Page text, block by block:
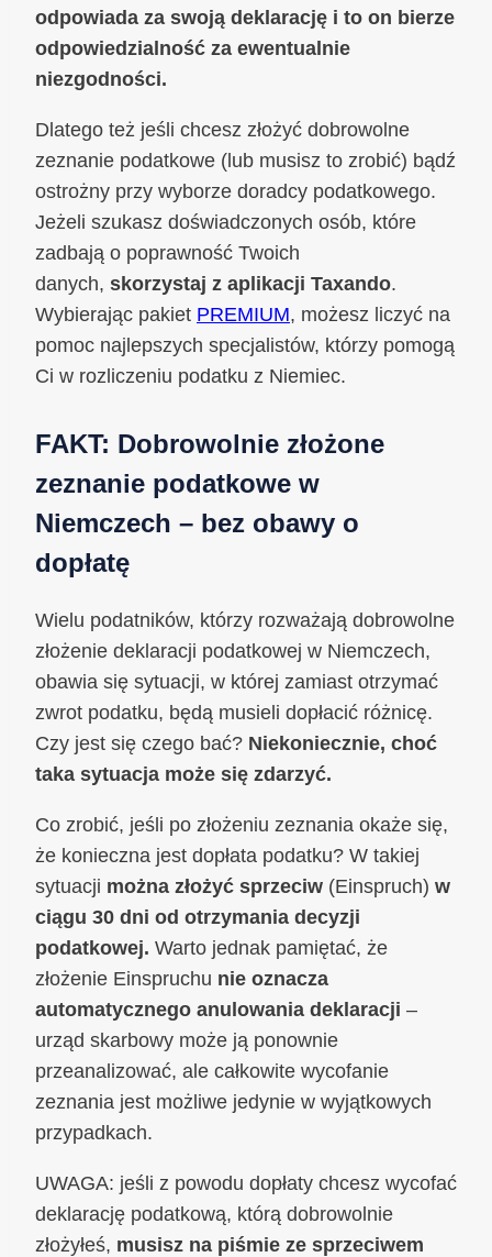
odpowiada za swoją deklarację i to on bierze
odpowiedzialność za ewentualnie
niezgodności.
Dlatego też jeśli chcesz złożyć dobrowolne
zeznanie podatkowe (lub musisz to zrobić) bądź
ostrożny przy wyborze doradcy podatkowego.
Jeżeli szukasz doświadczonych osób, które
zadbają o poprawność Twoich
danych, skorzystaj z aplikacji Taxando.
Wybierając pakiet PREMIUM, możesz liczyć na
pomoc najlepszych specjalistów, którzy pomogą
Ci w rozliczeniu podatku z Niemiec.
FAKT: Dobrowolnie złożone
zeznanie podatkowe w
Niemczech – bez obawy o
dopłatę
Wielu podatników, którzy rozważają dobrowolne
złożenie deklaracji podatkowej w Niemczech,
obawia się sytuacji, w której zamiast otrzymać
zwrot podatku, będą musieli dopłacić różnicę.
Czy jest się czego bać? Niekoniecznie, choć
taka sytuacja może się zdarzyć.
Co zrobić, jeśli po złożeniu zeznania okaże się,
że konieczna jest dopłata podatku? W takiej
sytuacji można złożyć sprzeciw (Einspruch) w
ciągu 30 dni od otrzymania decyzji
podatkowej. Warto jednak pamiętać, że
złożenie Einspruchu nie oznacza
automatycznego anulowania deklaracji –
urząd skarbowy może ją ponownie
przeanalizować, ale całkowite wycofanie
zeznania jest możliwe jedynie w wyjątkowych
przypadkach.
UWAGA: jeśli z powodu dopłaty chcesz wycofać
deklarację podatkową, którą dobrowolnie
złożyłeś, musisz na piśmie ze sprzeciwem